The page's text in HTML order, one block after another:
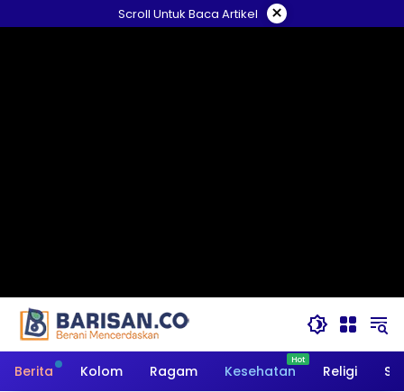
ke
Scroll Untuk Baca Artikel ×
Berita Kolom Ragam Kesehatan Religi